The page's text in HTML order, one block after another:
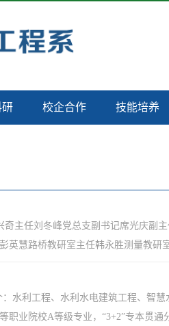
校企合作 技能培养
奇主任刘冬峰党总支副书记席光庆
英慧​路桥教研室主任韩永胜测量教研
水利工程、水利水电建筑工程、智
职业院校A等级专业，“3+2”专本贯